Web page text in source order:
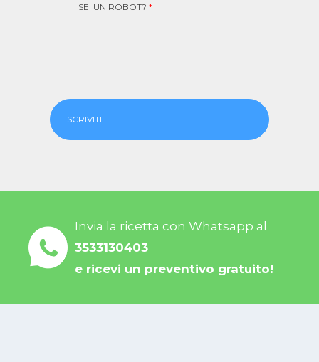
SEI UN ROBOT? *
ISCRIVITI
Invia la ricetta con Whatsapp al
3533130403
e ricevi un preventivo gratuito!